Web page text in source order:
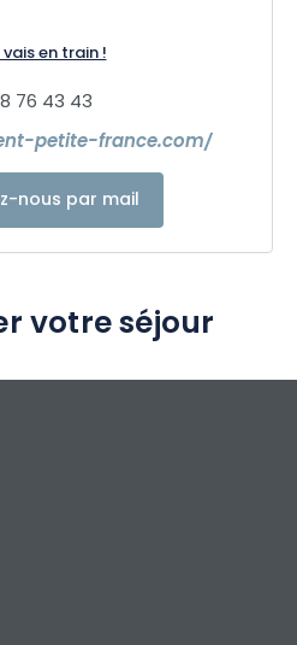
en train !
76 43 43
petite-france.com/
nous par mail
votre séjour